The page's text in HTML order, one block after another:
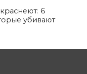
6
убивают